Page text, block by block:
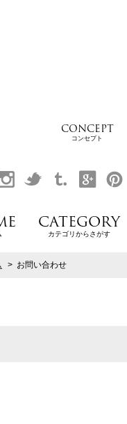
CONCEPT
コンセプト
CATEGORY
カテゴリからさがす
> お問い合わせ